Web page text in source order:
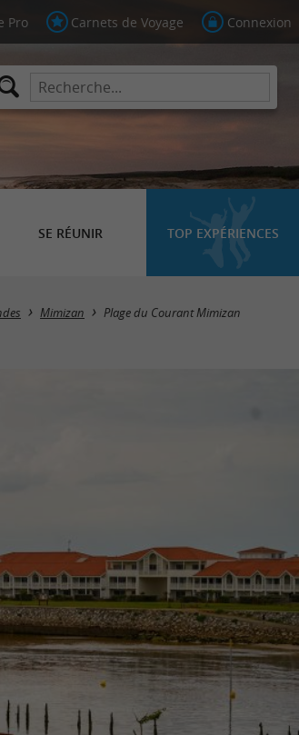
Pro Carnets de Voyage Connexion
SE RÉUNIR TOP EXPÉRIENCES
Mimizan Plage du Courant Mimizan